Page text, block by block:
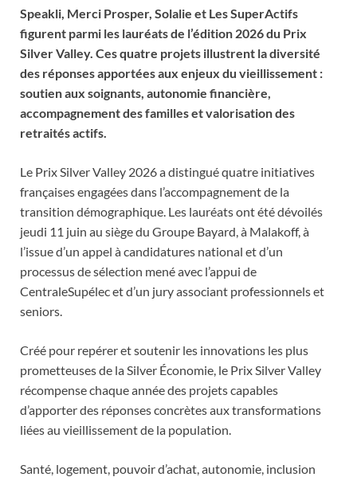
Speakli, Merci Prosper, Solalie et Les SuperActifs
figurent parmi les lauréats de l’édition 2026 du Prix
Silver Valley. Ces quatre projets illustrent la diversité
des réponses apportées aux enjeux du vieillissement :
soutien aux soignants, autonomie financière,
accompagnement des familles et valorisation des
retraités actifs.
Le Prix Silver Valley 2026 a distingué quatre initiatives
françaises engagées dans l’accompagnement de la
transition démographique. Les lauréats ont été dévoilés
jeudi 11 juin au siège du Groupe Bayard, à Malakoff, à
l’issue d’un appel à candidatures national et d’un
processus de sélection mené avec l’appui de
CentraleSupélec et d’un jury associant professionnels et
seniors.
Créé pour repérer et soutenir les innovations les plus
prometteuses de la Silver Économie, le Prix Silver Valley
récompense chaque année des projets capables
d’apporter des réponses concrètes aux transformations
liées au vieillissement de la population.
Santé, logement, pouvoir d’achat, autonomie, inclusion